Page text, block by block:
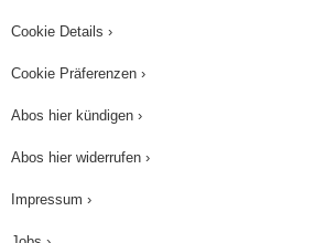
Cookie Details ›
Cookie Präferenzen ›
Abos hier kündigen ›
Abos hier widerrufen ›
Impressum ›